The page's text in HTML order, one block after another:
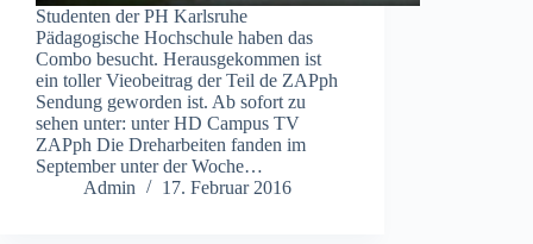
Studenten der PH Karlsruhe
Pädagogische Hochschule haben das
Combo besucht. Herausgekommen ist
ein toller Vieobeitrag der Teil de ZAPph
Sendung geworden ist. Ab sofort zu
sehen unter: unter HD Campus TV
ZAPph Die Dreharbeiten fanden im
September unter der Woche…
Admin
17. Februar 2016